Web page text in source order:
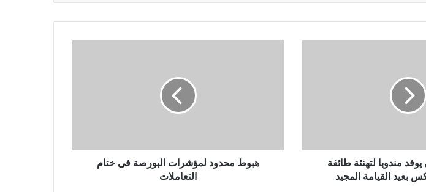
مندوبا لتهنئة طائفة
بعيد القيامة المجيد
هبوط محدود لمؤشرات البورصة فى ختام
التعاملات